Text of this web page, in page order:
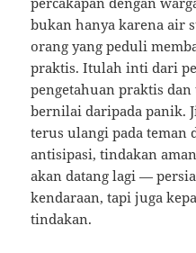
bukan hanya karena air
orang yang peduli
praktis. Itulah inti dari
pengetahuan praktis
bernilai daripada panik.
terus ulangi pada teman
antisipasi, tindakan
akan datang lagi —
kendaraan, tapi juga
tindakan.